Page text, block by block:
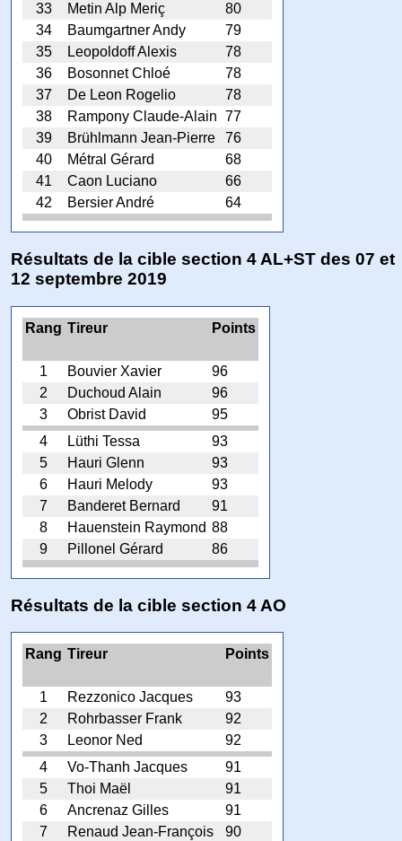
33
Metin Alp Meriç
80
34
Baumgartner Andy
79
35
Leopoldoff Alexis
78
36
Bosonnet Chloé
78
37
De Leon Rogelio
78
38
Rampony Claude-Alain 77
39
Brühlmann Jean-Pierre
76
40
Métral Gérard
68
41
Caon Luciano
66
42
Bersier André 64
Résultats de la cible section 4 AL+ST des 07 et
12 septembre 2019
Rang Tireur Points
1 Bouvier Xavier
96
2
Duchoud Alain
96
3
Obrist David
95
4
Lüthi Tessa
93
5
Hauri Glenn
93
6
Hauri Melody
93
7
Banderet Bernard
91
8
Hauenstein Raymond 88
9
Pillonel Gérard 86
Résultats de la cible section 4 AO
Rang Tireur Points
1 Rezzonico Jacques
93
2
Rohrbasser Frank
92
3
Leonor Ned
92
4
Vo-Thanh Jacques
91
5
Thoi Maël
91
6
Ancrenaz Gilles
91
7
Renaud Jean-François
90